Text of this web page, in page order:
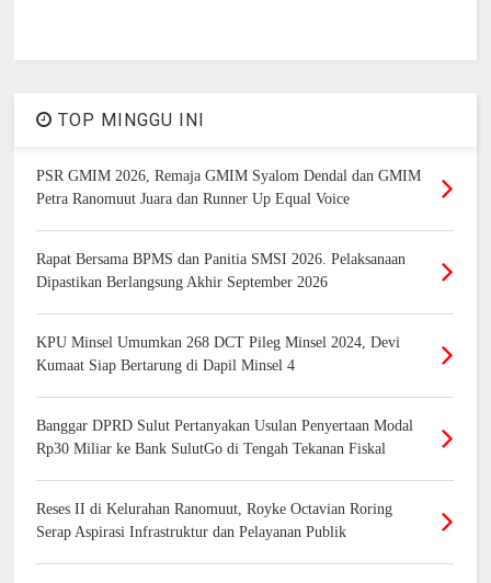
TOP MINGGU INI
PSR GMIM 2026, Remaja GMIM Syalom Dendal dan GMIM
Petra Ranomuut Juara dan Runner Up Equal Voice
Rapat Bersama BPMS dan Panitia SMSI 2026. Pelaksanaan
Dipastikan Berlangsung Akhir September 2026
KPU Minsel Umumkan 268 DCT Pileg Minsel 2024, Devi
Kumaat Siap Bertarung di Dapil Minsel 4
Banggar DPRD Sulut Pertanyakan Usulan Penyertaan Modal
Rp30 Miliar ke Bank SulutGo di Tengah Tekanan Fiskal
Reses II di Kelurahan Ranomuut, Royke Octavian Roring
Serap Aspirasi Infrastruktur dan Pelayanan Publik